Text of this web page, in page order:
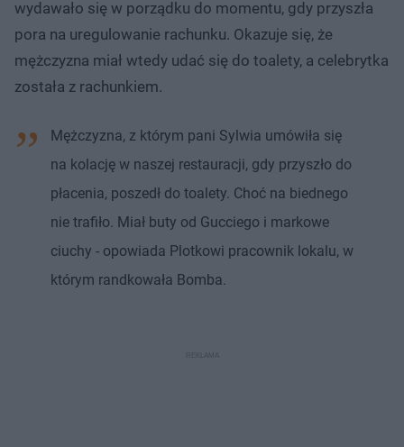
wydawało się w porządku do momentu, gdy przyszła
pora na uregulowanie rachunku. Okazuje się, że
mężczyzna miał wtedy udać się do toalety, a celebrytka
została z rachunkiem.
Mężczyzna, z którym pani Sylwia umówiła się
na kolację w naszej restauracji, gdy przyszło do
płacenia, poszedł do toalety. Choć na biednego
nie trafiło. Miał buty od Gucciego i markowe
ciuchy - opowiada Plotkowi pracownik lokalu, w
którym randkowała Bomba.